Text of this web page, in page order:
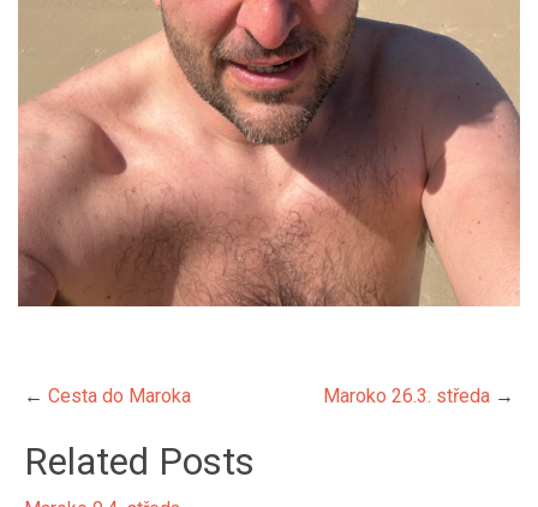
Maroko 26.3. středa →
← Cesta do Maroka
Related Posts